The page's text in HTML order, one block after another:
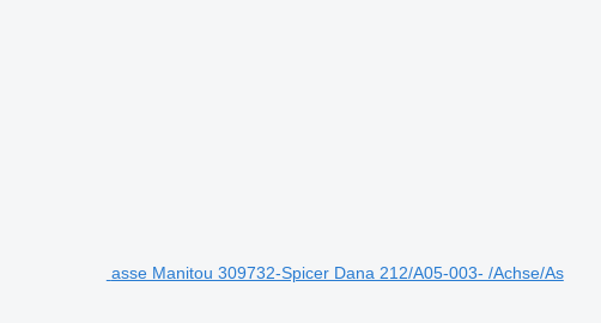
asse Manitou 309732-Spicer Dana 212/A05-003- /Achse/As